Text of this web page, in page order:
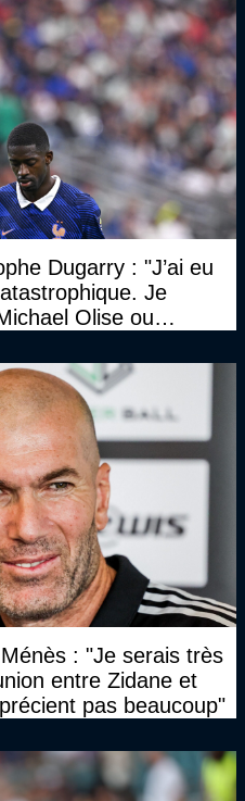
Dugarry : "J’ai eu
Je
Olise ou
: "Je serais très
entre Zidane et
pas beaucoup"